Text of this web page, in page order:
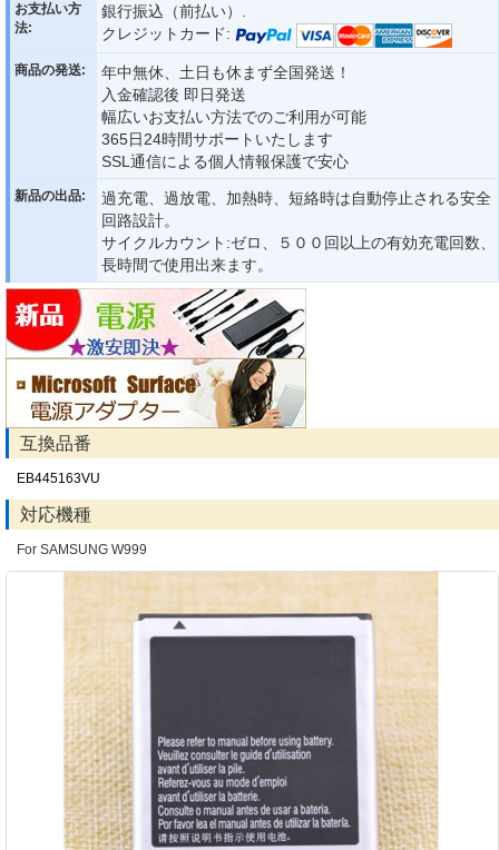
お支払い方
法:
銀行振込（前払い）.
クレジットカード:
商品の発送:
年中無休、土日も休まず全国発送！
入金確認後 即日発送
幅広いお支払い方法でのご利用が可能
365日24時間サポートいたします
SSL通信による個人情報保護で安心
新品の出品:
過充電、過放電、加熱時、短絡時は自動停止される安全
回路設計。
サイクルカウント:ゼロ、５００回以上の有効充電回数、
長時間で使用出来ます。
互換品番
EB445163VU
対応機種
For SAMSUNG W999